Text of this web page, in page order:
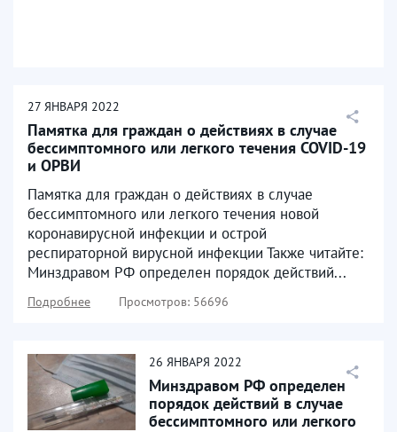
27 ЯНВАРЯ 2022
Памятка для граждан о действиях в случае
бессимптомного или легкого течения COVID-19
и ОРВИ
Памятка для граждан о действиях в случае
бессимптомного или легкого течения новой
коронавирусной инфекции и острой
респираторной вирусной инфекции Также читайте:
Минздравом РФ определен порядок действий...
Подробнее Просмотров: 56696
26 ЯНВАРЯ 2022
Минздравом РФ определен
порядок действий в случае
бессимптомного или легкого